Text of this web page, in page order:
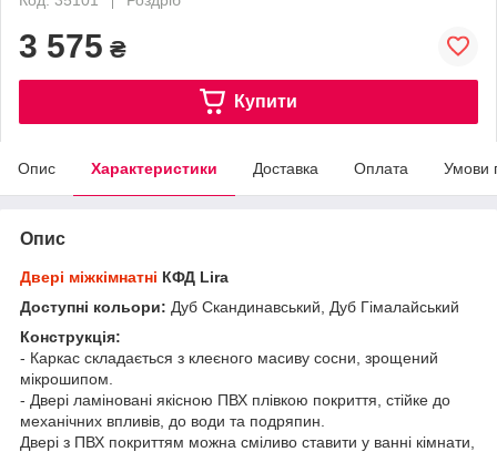
3 575 ₴
Купити
Опис Характеристики Доставка Оплата Умови
Опис
Двері міжкімнатні КФД Lira
Доступні кольори: Дуб Скандинавський, Дуб Гімалайський
Конструкція:
- Каркас складається з клеєного масиву сосни, зрощений
мікрошипом.
- Двері ламіновані якісною ПВХ плівкою покриття, стійке до
механічних впливів, до води та подряпин.
Двері з ПВХ покриттям можна сміливо ставити у ванні кімнати,